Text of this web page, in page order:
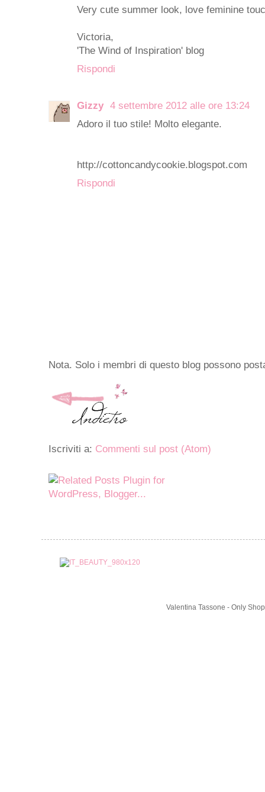
Very cute summer look, love feminine
Victoria,
'The Wind of Inspiration' blog
Rispondi
Gizzy 4 settembre 2012 alle ore 13:24
Adoro il tuo stile! Molto elegante.
http://cottoncandycookie.blogspot.com
Rispondi
Nota. Solo i membri di questo blog possono
Iscriviti a: Commenti sul post (Atom)
Valentina Tassone - Only